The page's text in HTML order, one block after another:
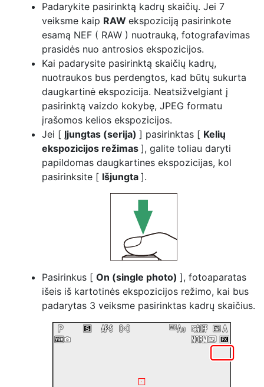
Padarykite pasirinktą kadrų skaičių. Jei 7
veiksme kaip RAW ekspoziciją pasirinkote
esamą NEF ( RAW ) nuotrauką, fotografavimas
prasidės nuo antrosios ekspozicijos.
Kai padarysite pasirinktą skaičių kadrų,
nuotraukos bus perdengtos, kad būtų sukurta
daugkartinė ekspozicija. Neatsižvelgiant į
pasirinktą vaizdo kokybę, JPEG formatu
įrašomos kelios ekspozicijos.
Jei [ Įjungtas (serija) ] pasirinktas [ Kelių
ekspozicijos režimas ], galite toliau daryti
papildomas daugkartines ekspozicijas, kol
pasirinksite [ Išjungta ].
Pasirinkus [ On (single photo) ], fotoaparatas
išeis iš kartotinės ekspozicijos režimo, kai bus
padarytas 3 veiksme pasirinktas kadrų skaičius.